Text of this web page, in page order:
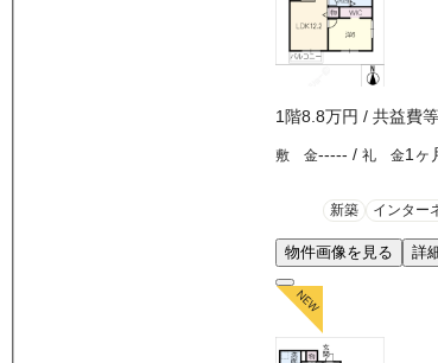
1階8.8万円 / 共益費等
敷 金----- / 礼 金1ヶ
新築 インター
物件画像を見る 詳